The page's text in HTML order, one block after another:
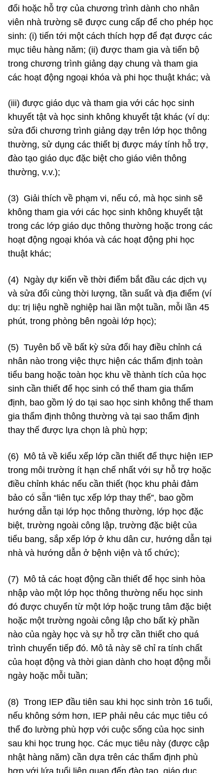
đổi hoặc hỗ trợ của chương trình dành cho nhân
viên nhà trường sẽ được cung cấp để cho phép học
sinh: (i) tiến tới một cách thích hợp để đạt được các
mục tiêu hàng năm; (ii) được tham gia và tiến bộ
trong chương trình giảng dạy chung và tham gia
các hoạt động ngoại khóa và phi học thuật khác; và
(iii) được giáo dục và tham gia với các học sinh
khuyết tật và học sinh không khuyết tật khác (ví dụ:
sửa đổi chương trình giảng dạy trên lớp học thông
thường, sử dụng các thiết bị được máy tính hỗ trợ,
đào tạo giáo dục đặc biệt cho giáo viên thông
thường, v.v.);
(3) Giải thích về phạm vi, nếu có, mà học sinh sẽ
không tham gia với các học sinh không khuyết tật
trong các lớp giáo dục thông thường hoặc trong các
hoạt động ngoại khóa và các hoạt động phi học
thuật khác;
(4) Ngày dự kiến về thời điểm bắt đầu các dịch vụ
và sửa đổi cùng thời lượng, tần suất và địa điểm (ví
dụ: trị liệu nghề nghiệp hai lần một tuần, mỗi lần 45
phút, trong phòng bên ngoài lớp học);
(5) Tuyên bố về bất kỳ sửa đổi hay điều chỉnh cá
nhân nào trong việc thực hiện các thẩm định toàn
tiểu bang hoặc toàn học khu về thành tích của học
sinh cần thiết để học sinh có thể tham gia thẩm
định, bao gồm lý do tại sao học sinh không thể tham
gia thẩm định thông thường và tại sao thẩm định
thay thế được lựa chọn là phù hợp;
(6) Mô tả về kiểu xếp lớp cần thiết để thực hiện IEP
trong môi trường ít hạn chế nhất với sự hỗ trợ hoặc
điều chỉnh khác nếu cần thiết (học khu phải đảm
bảo có sẵn “liên tục xếp lớp thay thế”, bao gồm
hướng dẫn tại lớp học thông thường, lớp học đặc
biệt, trường ngoài công lập, trường đặc biệt của
tiểu bang, sắp xếp lớp ở khu dân cư, hướng dẫn tại
nhà và hướng dẫn ở bệnh viện và tổ chức);
(7) Mô tả các hoạt động cần thiết để học sinh hòa
nhập vào một lớp học thông thường nếu học sinh
đó được chuyển từ một lớp hoặc trung tâm đặc biệt
hoặc một trường ngoài công lập cho bất kỳ phần
nào của ngày học và sự hỗ trợ cần thiết cho quá
trình chuyển tiếp đó. Mô tả này sẽ chỉ ra tính chất
của hoạt động và thời gian dành cho hoạt động mỗi
ngày hoặc mỗi tuần;
(8) Trong IEP đầu tiên sau khi học sinh tròn 16 tuổi,
nếu không sớm hơn, IEP phải nêu các mục tiêu có
thể đo lường phù hợp với cuộc sống của học sinh
sau khi học trung học. Các mục tiêu này (được cập
nhật hàng năm) cần dựa trên các thẩm định phù
hợp với lứa tuổi liên quan đến đào tạo, giáo dục,